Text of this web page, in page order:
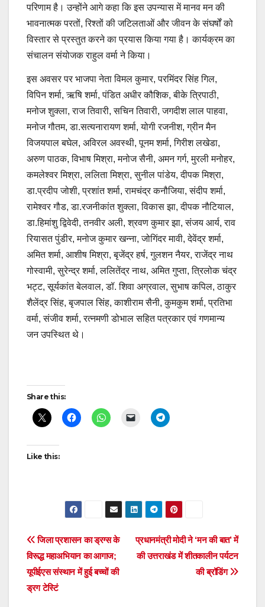
परिणाम है। उन्होंने आगे कहा कि इस उपन्यास में मानव मन की
भावनात्मक परतों, रिश्तों की जटिलताओं और जीवन के संघर्षों को
विस्तार से प्रस्तुत करने का प्रयास किया गया है। कार्यक्रम का
संचालन संयोजक राहुल वर्मा ने किया।
इस अवसर पर भाजपा नेता विमल कुमार, परमिंदर सिंह गिल,
विपिन शर्मा, ऋषि शर्मा, पंडित अधीर कौशिक, बीके त्रिपाठी,
मनोज शुक्ला, राज तिवारी, सचिन तिवारी, जगदीश लाल पाहवा,
मनोज गौतम, डा.सत्यनारायण शर्मा, योगी रजनीश, ग्रीन मैन
विजयपाल बघेल, अविरल अवस्थी, पूनम शर्मा, गिरीश लखेडा,
अरुण पाठक, विभाष मिश्रा, मनोज सैनी, अमन गर्ग, मुरली मनोहर,
कमलेश्वर मिश्रा, ललिता मिश्रा, सुनील पांडेय, दीपक मिश्रा,
डा.प्रदीप जोशी, प्रशांत शर्मा, रामचंद्र कनौजिया, संदीप शर्मा,
रामेश्वर गौड, डा.रजनीकांत शुक्ला, विकास झा, दीपक नौटियाल,
डा.हिमांशु द्विवेदी, तनवीर अली, श्रवण कुमार झा, संजय आर्य, राव
रियासत पुंडीर, मनोज कुमार खन्ना, जोगिंदर मावी, देवेंद्र शर्मा,
अमित शर्मा, आशीष मिश्रा, बृजेंद्र हर्ष, गुलशन नैयर, राजेंद्र नाथ
गोस्वामी, सुरेन्द्र शर्मा, ललितेंद्र नाथ, अमित गुप्ता, त्रिलोक चंद्र
भट्ट, सूर्यकांत बेलवाल, डॉ. शिवा अग्रवाल, सुभाष कपिल, ठाकुर
शैलेंद्र सिंह, बृजपाल सिंह, काशीराम सैनी, कुमकुम शर्मा, प्रतिभा
वर्मा, संजीव शर्मा, रत्नमणी डोभाल सहित पत्रकार एवं गणमान्य
जन उपस्थित थे।
Post
navigation
Share this:
Like this:
Post
navigation
प्रधानमंत्री मोदी ने ‘मन की बात’ में
की उत्तराखंड में शीतकालीन पर्यटन
की ब्रॉडिंग
जिला प्रशासन का ड्रग्स के
विरूद्ध महाअभियान का आगाज;
यूपीईएस संस्थान में हुई बच्चों की
ड्रग टेस्टिं